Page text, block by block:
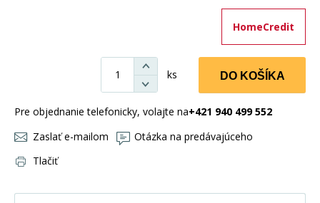
HomeCredit
ks DO KOŠÍKA
Pre objednanie telefonicky, volajte na+421 940 499 552
Zaslať e-mailom
Otázka na predávajúceho
Tlačiť